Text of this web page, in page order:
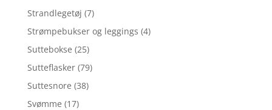
Strandlegetøj (7)
Strømpebukser og leggings (4)
Suttebokse (25)
Sutteflasker (79)
Suttesnore (38)
Svømme (17)